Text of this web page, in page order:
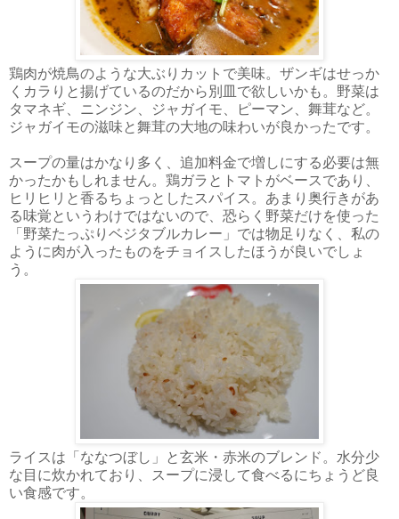
鶏肉が焼鳥のような大ぶりカットで美味。ザンギはせっか
くカラりと揚げているのだから別皿で欲しいかも。野菜は
タマネギ、ニンジン、ジャガイモ、ピーマン、舞茸など。
ジャガイモの滋味と舞茸の大地の味わいが良かったです。
スープの量はかなり多く、追加料金で増しにする必要は無
かったかもしれません。鶏ガラとトマトがベースであり、
ヒリヒリと香るちょっとしたスパイス。あまり奥行きがあ
る味覚というわけではないので、恐らく野菜だけを使った
「野菜たっぷりベジタブルカレー」では物足りなく、私の
ように肉が入ったものをチョイスしたほうが良いでしょ
う。
ライスは「ななつぼし」と玄米・赤米のブレンド。水分少
な目に炊かれており、スープに浸して食べるにちょうど良
い食感です。